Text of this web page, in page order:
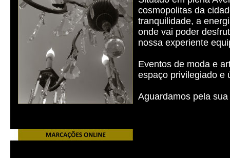
cosmopolitas da
tranquilidade, a
onde vai poder
nossa experiente
Eventos de moda e
espaço privilegiado e
Aguardamos pela